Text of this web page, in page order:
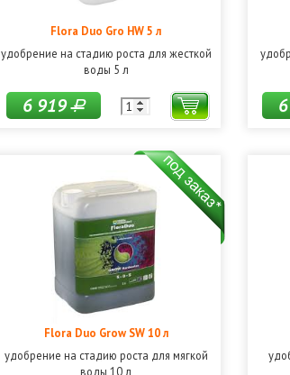
Flora Duo Gro HW 5 л
удобрение на стадию роста для жесткой
воды 5 л
6 919Р
Flora Duo Grow SW 10 л
удобрение на стадию роста для мягкой
воды 10 л